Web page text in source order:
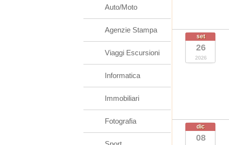
set
26
2026
dic
08
Auto/Moto
Agenzie Stampa
Viaggi Escursioni
Informatica
Immobiliari
Fotografia